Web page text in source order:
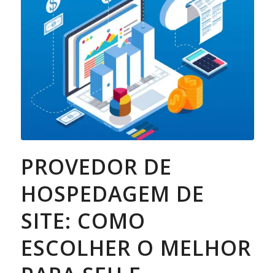
PROVEDOR DE
HOSPEDAGEM DE
SITE: COMO
ESCOLHER O MELHOR